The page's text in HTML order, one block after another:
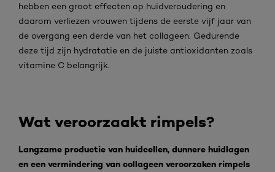
hebben een groot effecten op huidveroudering en
daarom verliezen vrouwen tijdens de eerste vijf jaar van
de overgang een derde van het collageen. Gedurende
deze tijd zijn hydratatie en de juiste antioxidanten zoals
vitamine C belangrijk.
Wat veroorzaakt rimpels?
Langzame productie van huidcellen, dunnere huidlagen
en een vermindering van collageen veroorzaken rimpels